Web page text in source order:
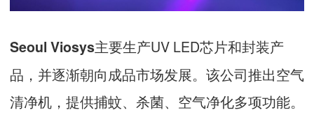
Seoul Viosys主要生产UV LED芯片和封装产
品，并逐渐朝向成品市场发展。该公司推出空气
清净机，提供捕蚊、杀菌、空气净化多项功能。